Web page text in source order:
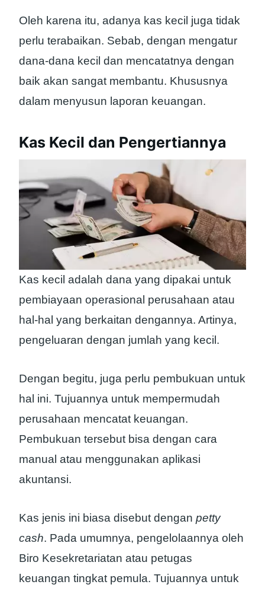
Oleh karena itu, adanya kas kecil juga tidak
perlu terabaikan. Sebab, dengan mengatur
dana-dana kecil dan mencatatnya dengan
baik akan sangat membantu. Khususnya
dalam menyusun laporan keuangan.
Kas Kecil dan Pengertiannya
Kas kecil adalah dana yang dipakai untuk
pembiayaan operasional perusahaan atau
hal-hal yang berkaitan dengannya. Artinya,
pengeluaran dengan jumlah yang kecil.
Dengan begitu, juga perlu pembukuan untuk
hal ini. Tujuannya untuk mempermudah
perusahaan mencatat keuangan.
Pembukuan tersebut bisa dengan cara
manual atau menggunakan aplikasi
akuntansi.
Kas jenis ini biasa disebut dengan petty
cash. Pada umumnya, pengelolaannya oleh
Biro Kesekretariatan atau petugas
keuangan tingkat pemula. Tujuannya untuk